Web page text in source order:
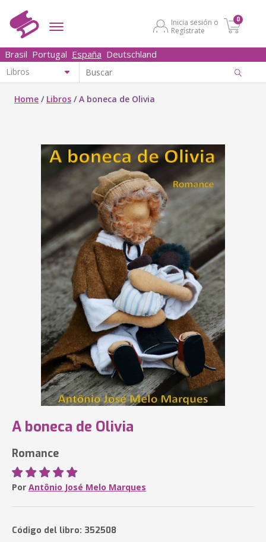
Inicia sesión o
Regístrate
0
Brasil Portugal España Deutschland
Home / Libros /A boneca de Olivia
A boneca de Olivia
Romance
Por Antônio José Melo Marques
Código del libro: 352508